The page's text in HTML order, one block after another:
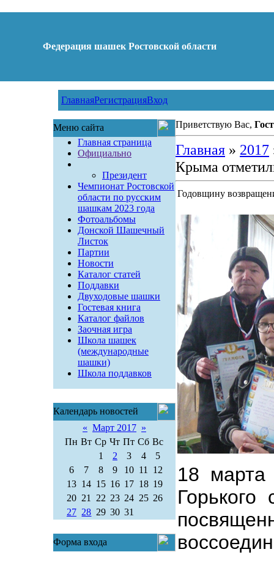
Федерация шашек Ростовской области
ГлавнаяРегистрацияВход
Меню сайта
Главная страница
Официально
Президент
Чемпионат Ростовской
области по русским
шашкам 2023 года
Фотоальбомы
Донской Шашечный
Листок
Партии
Новости
Каталог статей
Поддавки
Двуходовые шашки
Гостевая книга
Каталог файлов
Заочная игра
Школа шашек
(международные
шашки)
Школа поддавков
Календарь новостей
« Март 2017 »
Пн Вт Ср Чт Пт Сб Вс
1
2 3 4
5
6
7 8 9 10 11
12
13 14 15 16 17 18 19
20 21 22 23 24 25 26
27 28 29 30 31
Форма входа
Приветствую Вас,
Главная» 2017
Крыма
Годовщину
18
Горького